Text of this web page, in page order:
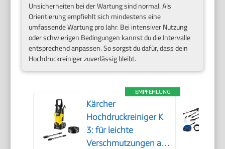
Unsicherheiten bei der Wartung sind normal. Als
Orientierung empfiehlt sich mindestens eine
umfassende Wartung pro Jahr. Bei intensiver Nutzung
oder schwierigen Bedingungen kannst du die Intervalle
entsprechend anpassen. So sorgst du dafür, dass dein
Hochdruckreiniger zuverlässig bleibt.
EMPFEHLUNG
Kärcher
Hochdruckreiniger K
3: für leichte
Verschmutzungen an